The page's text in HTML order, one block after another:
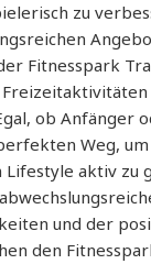
zu
Fitnesspark
ob Anfänger
Weg, um
Lifestyle aktiv zu
und der
den